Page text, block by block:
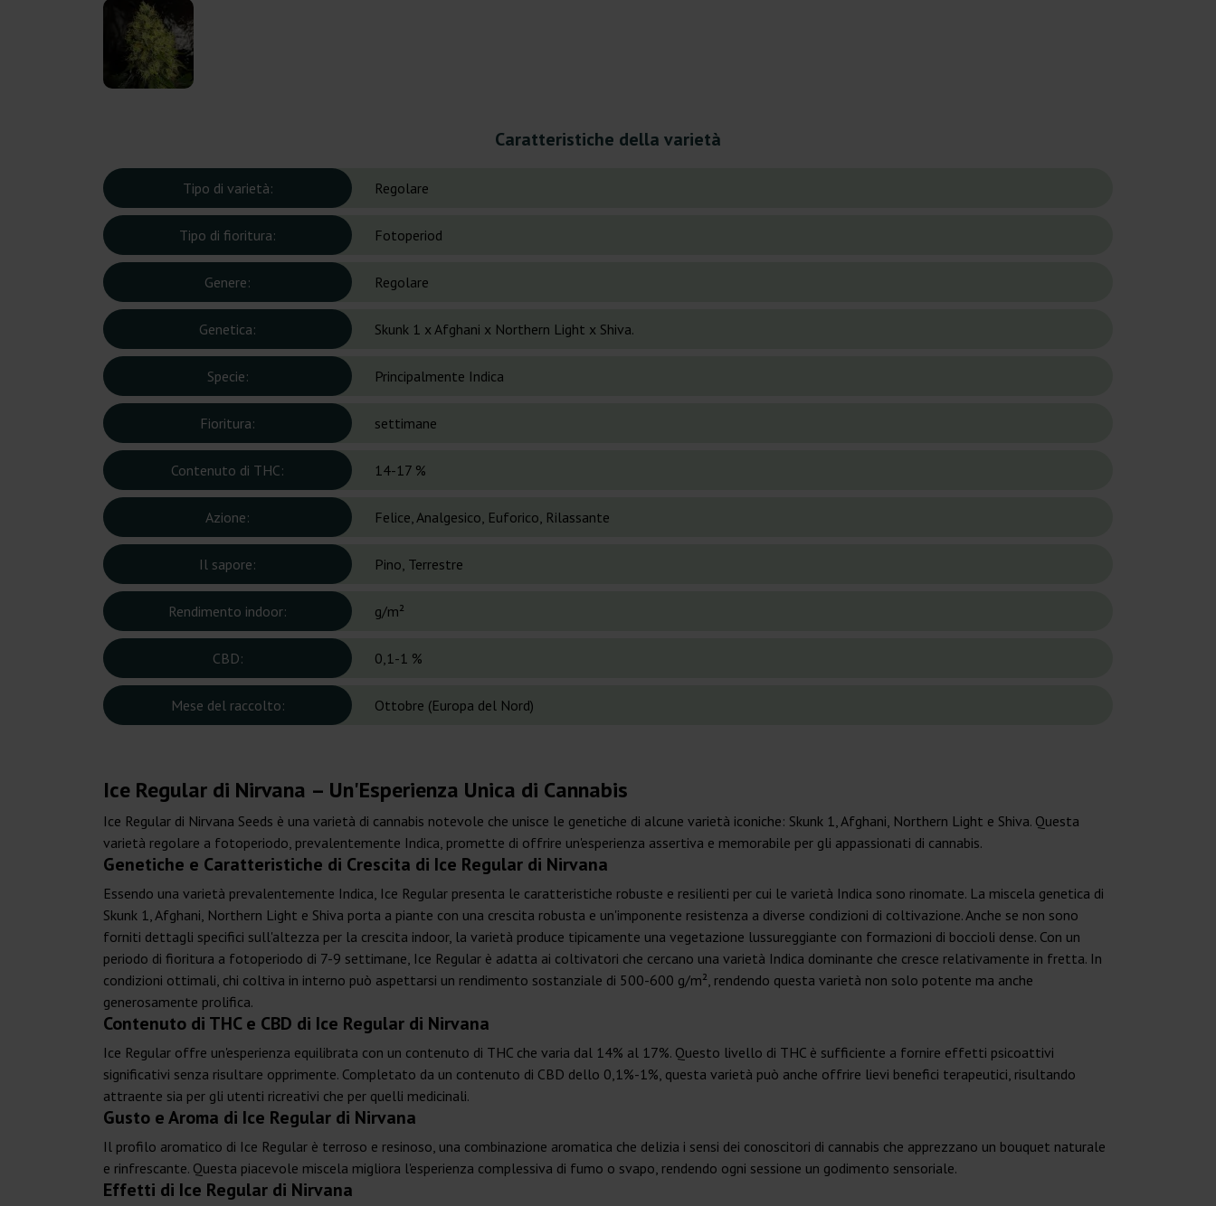
Caratteristiche della varietà
Tipo di varietà: Regolare
Tipo di fioritura: Fotoperiod
Genere: Regolare
Genetica: Skunk 1 x Afghani x Northern Light x Shiva.
Specie: Principalmente Indica
Fioritura: settimane
Contenuto di THC: 14-17 %
Azione: Felice, Analgesico, Euforico, Rilassante
Il sapore: Pino, Terrestre
Rendimento indoor: g/m²
CBD: 0,1-1 %
Mese del raccolto: Ottobre (Europa del Nord)
Ice Regular di Nirvana – Un'Esperienza Unica di Cannabis
Ice Regular di Nirvana Seeds è una varietà di cannabis notevole che unisce le genetiche di alcune varietà iconiche: Skunk 1, Afghani, Northern Light e Shiva. Questa
varietà regolare a fotoperiodo, prevalentemente Indica, promette di offrire un'esperienza assertiva e memorabile per gli appassionati di cannabis.
Genetiche e Caratteristiche di Crescita di Ice Regular di Nirvana
Essendo una varietà prevalentemente Indica, Ice Regular presenta le caratteristiche robuste e resilienti per cui le varietà Indica sono rinomate. La miscela genetica di
Skunk 1, Afghani, Northern Light e Shiva porta a piante con una crescita robusta e un'imponente resistenza a diverse condizioni di coltivazione. Anche se non sono
forniti dettagli specifici sull'altezza per la crescita indoor, la varietà produce tipicamente una vegetazione lussureggiante con formazioni di boccioli dense. Con un
periodo di fioritura a fotoperiodo di 7-9 settimane, Ice Regular è adatta ai coltivatori che cercano una varietà Indica dominante che cresce relativamente in fretta. In
condizioni ottimali, chi coltiva in interno può aspettarsi un rendimento sostanziale di 500-600 g/m², rendendo questa varietà non solo potente ma anche
generosamente prolifica.
Contenuto di THC e CBD di Ice Regular di Nirvana
Ice Regular offre un'esperienza equilibrata con un contenuto di THC che varia dal 14% al 17%. Questo livello di THC è sufficiente a fornire effetti psicoattivi
significativi senza risultare opprimente. Completato da un contenuto di CBD dello 0,1%-1%, questa varietà può anche offrire lievi benefici terapeutici, risultando
attraente sia per gli utenti ricreativi che per quelli medicinali.
Gusto e Aroma di Ice Regular di Nirvana
Il profilo aromatico di Ice Regular è terroso e resinoso, una combinazione aromatica che delizia i sensi dei conoscitori di cannabis che apprezzano un bouquet naturale
e rinfrescante. Questa piacevole miscela migliora l'esperienza complessiva di fumo o svapo, rendendo ogni sessione un godimento sensoriale.
Effetti di Ice Regular di Nirvana